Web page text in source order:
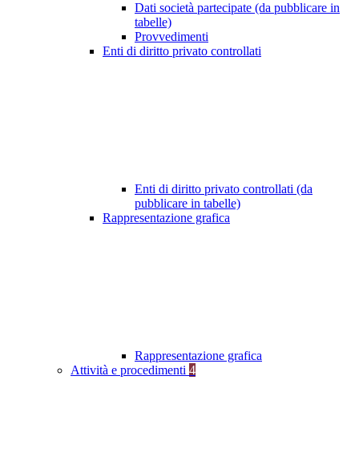
Dati società partecipate (da pubblicare in
tabelle)
Provvedimenti
Enti di diritto privato controllati
Enti di diritto privato controllati (da
pubblicare in tabelle)
Rappresentazione grafica
Rappresentazione grafica
Attività e procedimenti 4